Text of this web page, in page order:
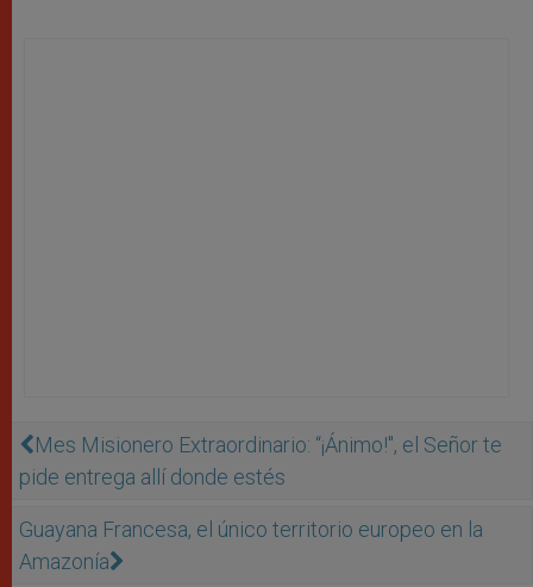
Mes Misionero Extraordinario: “¡Ánimo!", el Señor te
pide entrega allí donde estés
Guayana Francesa, el único territorio europeo en la
Amazonía